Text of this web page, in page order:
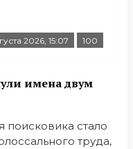
2026, 15:07 100
имена двум
стало
труда,